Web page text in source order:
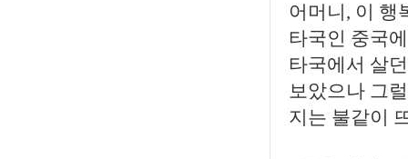
어머니, 이 행
타국인 중국
타국에서 살
보았으나 그
지는 불같이